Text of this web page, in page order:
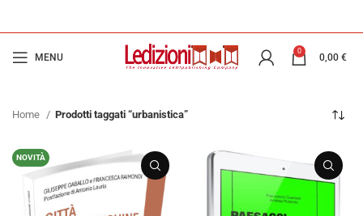
MENU
0
0,00 €
Home Prodotti taggati “urbanistica”
NOVITÀ